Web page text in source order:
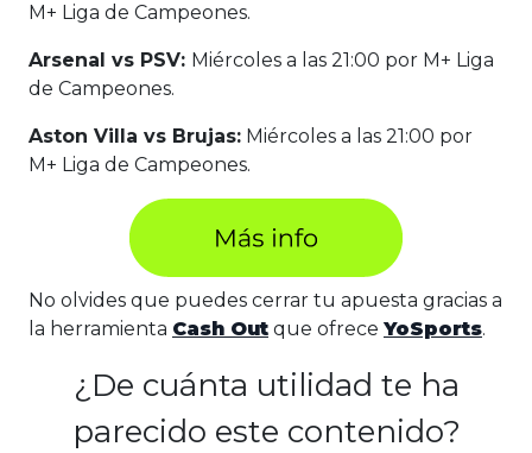
M+ Liga de Campeones.
Arsenal vs PSV: Miércoles a las 21:00 por M+ Liga
de Campeones.
Aston Villa vs Brujas: Miércoles a las 21:00 por
M+ Liga de Campeones.
No olvides que puedes cerrar tu apuesta gracias a
la herramienta Cash Out que ofrece YoSports.
¿De cuánta utilidad te ha
parecido este contenido?